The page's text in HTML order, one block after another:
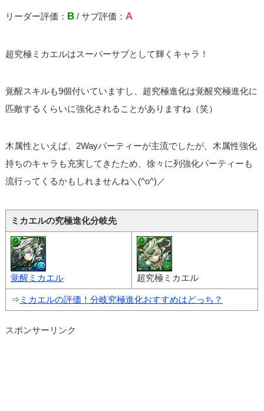
リーダー評価： B / サブ評価： A
超究極ミカエルはスーパーサブとして輝くキャラ！
覚醒スキルも9個付いていますし、超究極進化は覚醒究極進化に
匹敵するくらいに強化されることがありますね（笑）
木属性といえば、2Wayパーティーが主流でしたが、木属性強化
持ちのキャラも充実してきたため、徐々に列強化パーティーも
流行ってくるかもしれませんね＼(^o^)／
ミカエルの究極進化分岐先
覚醒ミカエル 超究極ミカエル
⇒ ミカエルの評価！分岐究極進化おすすめはどっち？
スポンサーリンク